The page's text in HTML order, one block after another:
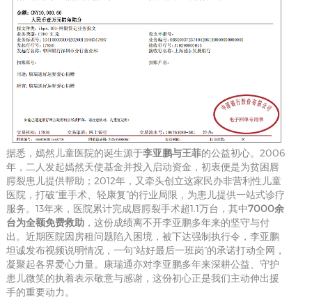
据悉，嫣然儿童医院的诞生源于李亚鹏与王菲的公益初心。2006
年，二人发起嫣然天使基金并投入启动资金，初衷便是为贫困唇
腭裂患儿提供帮助；2012年，又牵头创立这家民办非营利性儿童
医院，打破“重手术、轻康复”的行业局限，为患儿提供一站式诊疗
服务。13年来，医院累计完成唇腭裂手术超1.1万台，其中7000余
台为全额免费救助，这份成绩离不开李亚鹏多年来的坚守与付
出。近期医院因房租问题陷入困境，被下达强制执行令，李亚鹏
坦诚发布视频说明情况，一句“站好最后一班岗”的承诺打动全网，
凝聚起各界爱心力量。康瑞通亦对李亚鹏多年来深耕公益、守护
患儿微笑的执着表示敬意与感谢，这份初心正是我们主动伸出援
手的重要动力。